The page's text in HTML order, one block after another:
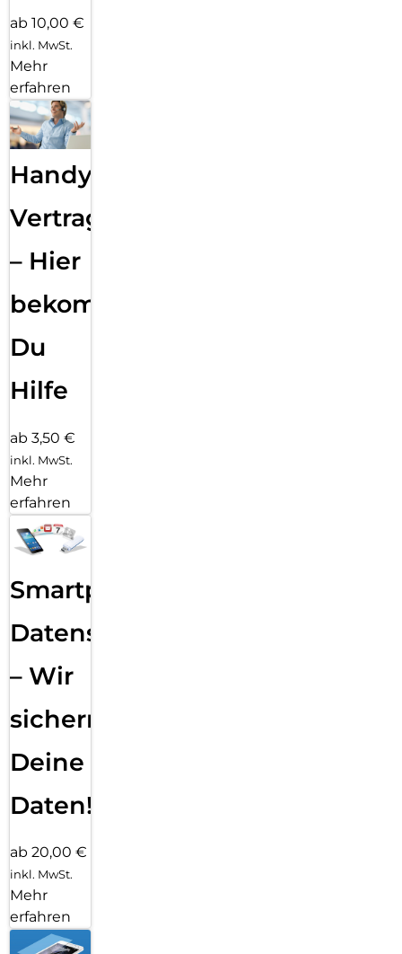
ab 10,00 €
inkl. MwSt.
Mehr
erfahren
Handy
Vertragsabwicklung
– Hier
bekommst
Du
Hilfe
ab 3,50 €
inkl. MwSt.
Mehr
erfahren
Smartphone
Datensicherung
– Wir
sichern
Deine
Daten!
ab 20,00 €
inkl. MwSt.
Mehr
erfahren